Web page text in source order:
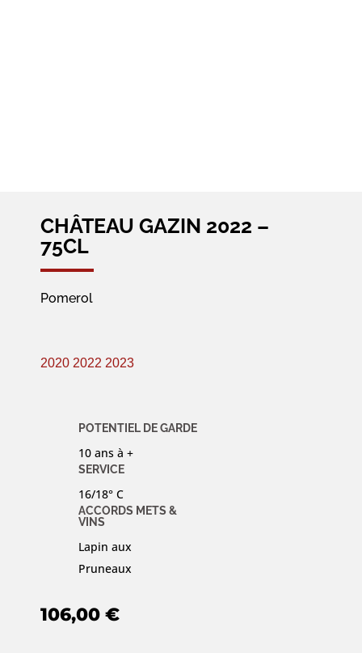
CHÂTEAU GAZIN 2022 –
75CL
Pomerol
2020 2022 2023
POTENTIEL DE GARDE
10 ans à +
SERVICE
16/18° C
ACCORDS METS &
VINS
Lapin aux
Pruneaux
106,00 €